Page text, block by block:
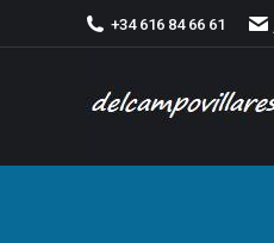
+34 616 84 66 61